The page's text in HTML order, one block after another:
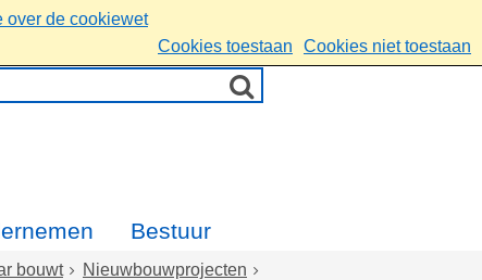
over de cookiewet
Cookies toestaan
Cookies niet toestaan
Bestuur
bouwt
Nieuwbouwprojecten